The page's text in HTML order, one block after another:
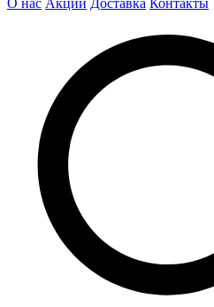
О нас Акции Доставка Контакты